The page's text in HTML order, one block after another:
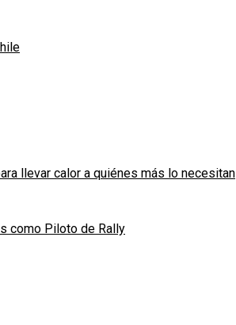
llevar calor a quiénes más lo necesitan
como Piloto de Rally